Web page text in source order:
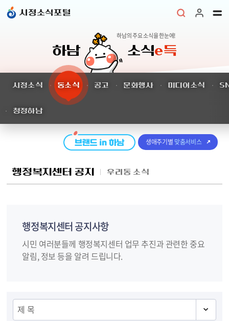
시정소식포털
하남 소식e득
하남의 주요 소식을 한눈에!
시정소식 동소식 공고 문화행사 미디어소식
청정하남
생애주기별 맞춤서비스
행정복지센터 공지 우리동 소식
행정복지센터 공지사항
시민 여러분들께 행정복지센터 업무 추진과 관련한 중요
알림, 정보 등을 알려 드립니다.